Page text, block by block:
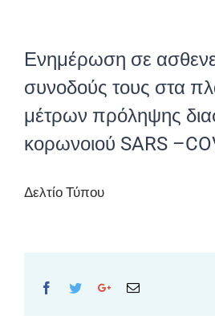
Ενημέρωση σε
συνοδούς τους στα
μέτρων πρόληψης
κορωνοιού SARS
Δελτίο Τύπου
Facebook
TwitterGoogle+Email